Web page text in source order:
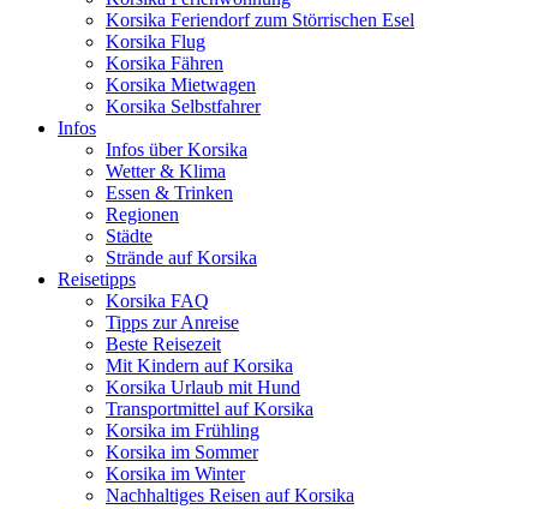
Korsika Feriendorf zum Störrischen Esel
Korsika Flug
Korsika Fähren
Korsika Mietwagen
Korsika Selbstfahrer
Infos
Infos über Korsika
Wetter & Klima
Essen & Trinken
Regionen
Städte
Strände auf Korsika
Reisetipps
Korsika FAQ
Tipps zur Anreise
Beste Reisezeit
Mit Kindern auf Korsika
Korsika Urlaub mit Hund
Transportmittel auf Korsika
Korsika im Frühling
Korsika im Sommer
Korsika im Winter
Nachhaltiges Reisen auf Korsika